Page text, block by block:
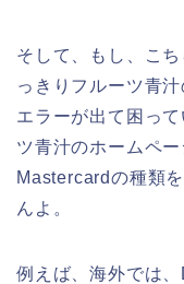
そして、もし、こ
っきりフルーツ青
エラーが出て困っ
ツ青汁のホームペ
Mastercardの種類
んよ。
例えば、海外では